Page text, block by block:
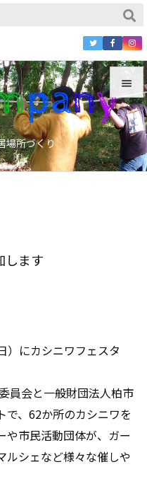
場所づくり


Menu

Sidebar
します
）にカシニワフェスタ
員会と一般財団法人柏市
で、62か所のカシニワを
や市民活動団体が、ガー
ルシェなど様々な催しや